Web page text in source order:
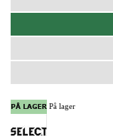
På lager